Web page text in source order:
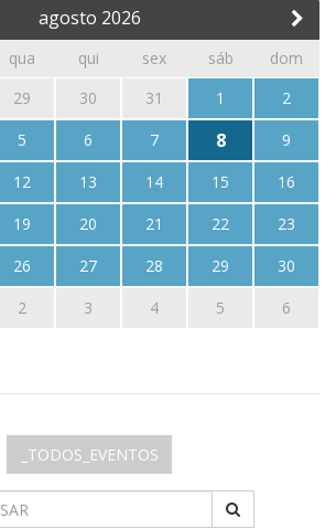
agosto 2026
qua qui sex sáb
dom
29 30 31 1
2
5 6 7 8
9
12 13 14 15
16
19 20 21 22
23
26 27 28 29
30
2 3 4 5 6
_TODOS_EVENTOS